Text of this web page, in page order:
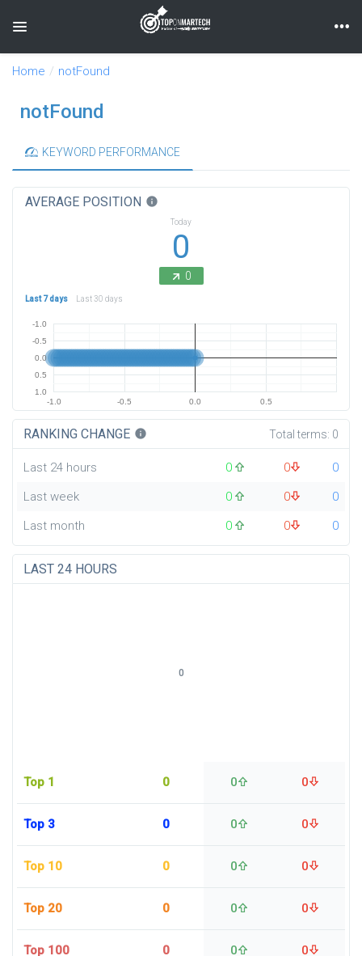
Toggle navigation
Home notFound
notFound
KEYWORD PERFORMANCE
AVERAGE POSITION info
Today
0
0
Last 7 days Last 30 days
-1.0 -0.5 0.0 0.5
-1.0
-0.5
0.0
0.5
1.0
RANKING CHANGE info Total terms: 0
Last 24 hours 0 0
0
Last week
0 0
0
Last month
0 0 0
LAST 24 HOURS
Top 1 0 0 0
Top 3 0 0 0
Top 10 0 0 0
Top 20 0 0 0
Top 100 0 0 0
0